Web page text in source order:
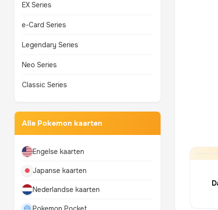
EX Series
e-Card Series
Legendary Series
Neo Series
Classic Series
Alle Pokemon kaarten
Engelse kaarten
Japanse kaarten
Nederlandse kaarten